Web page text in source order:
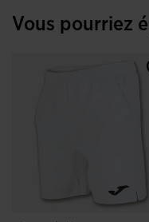
Vous pourriez